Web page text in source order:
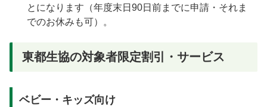
とになります（年度末日90日前までに申請・それま
でのお休みも可）。
東都生協の対象者限定割引・サービス
ベビー・キッズ向け